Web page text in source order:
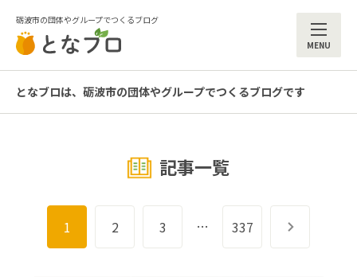
砺波市の団体やグループでつくるブログ
となブロは、砺波市の団体やグループでつくるブログです
記事一覧
1 2 3 … 337